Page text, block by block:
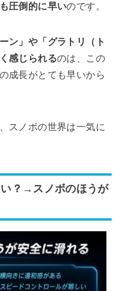
圧倒的に早いのです。
ン」や「グラトリ（ト
感じられるのは、この
成長がとても早いから
スノボの世界は一気に
？→スノボのほうが